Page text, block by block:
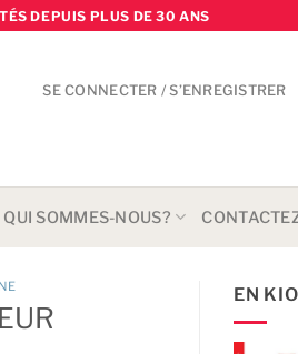
DEPUIS PLUS DE 30 ANS
SE CONNECTER / S’ENREGISTRER
QUI SOMMES-NOUS?
EN